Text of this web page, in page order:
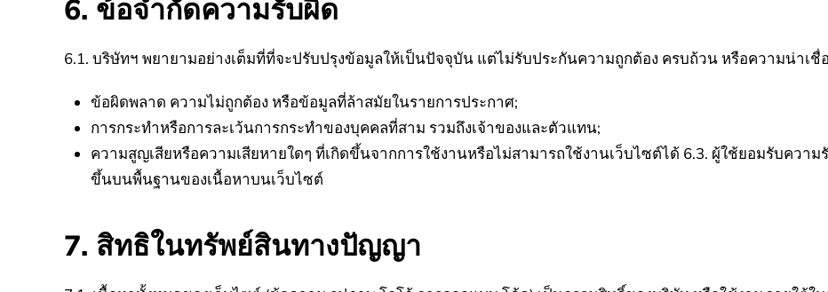
6. ข้อจำกัดความรับผิด
6.1. บริษัทฯ พยายามอย่างเต็มที่ที่จะปรับปรุงข้อมูลให้เป็นปัจจุบัน แต่ไม่รับประกันความถูกต้อง ครบถ้วน หรือความน่าเชื่
ข้อผิดพลาด ความไม่ถูกต้อง หรือข้อมูลที่ล้าสมัยในรายการประกาศ;
การกระทำหรือการละเว้นการกระทำของบุคคลที่สาม รวมถึงเจ้าของและตัวแทน;
ความสูญเสียหรือความเสียหายใดๆ ที่เกิดขึ้นจากการใช้งานหรือไม่สามารถใช้งานเว็บไซต์ได้ 6.3. ผู้ใช้ยอมรับความ
ขึ้นบนพื้นฐานของเนื้อหาบนเว็บไซต์
7. สิทธิในทรัพย์สินทางปัญญา